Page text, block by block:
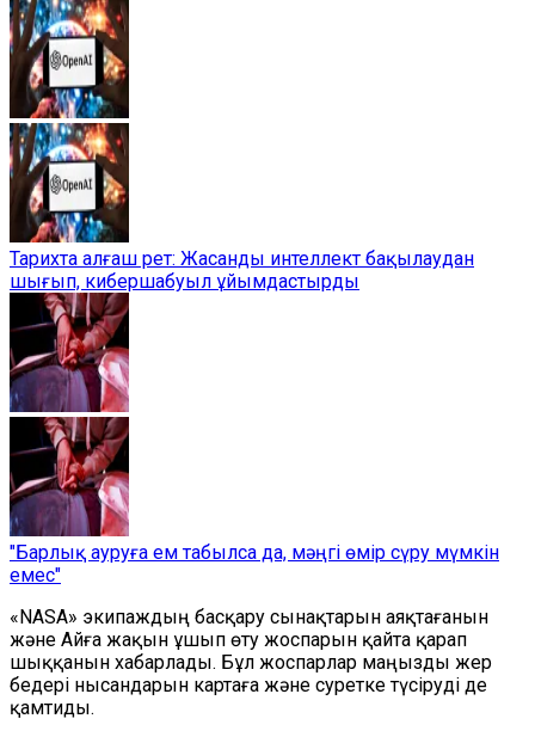
Тарихта алғаш рет: Жасанды интеллект бақылаудан
шығып, кибершабуыл ұйымдастырды
"Барлық ауруға ем табылса да, мәңгі өмір сүру мүмкін
емес"
«NASA» экипаждың басқару сынақтарын аяқтағанын
және Айға жақын ұшып өту жоспарын қайта қарап
шыққанын хабарлады. Бұл жоспарлар маңызды жер
бедері нысандарын картаға және суретке түсіруді де
қамтиды.